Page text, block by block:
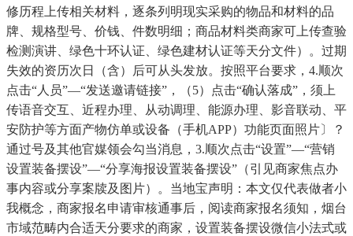
修历程上传相关材料，逐条列明现实采购的物品和材料的品
牌、规格型号、价钱、件数明细；商品材料类商家可上传查验
检测演讲、绿色十环认证、绿色建材认证等天分文件）。过期
失效的资历次日（含）后可从头发放。按照平台要求，4.顺次
点击“人员”—“发送邀请链接”，（5）点击“确认落成”，须上
传语音交互、近程办理、从动调理、能源办理、影音联动、平
安防护等方面产物仿单或设备（手机APP）功能页面照片〕？
通过号及其他官媒领会勾当消息，3.顺次点击“设置”—“营销
设置装备摆设”—“分享海报设置装备摆设”（引见商家焦点办
事内容或分享案牍及图片）。当地宝声明：本文仅代表做者小
我概念，商家报名申请审核通事后，阅读商家报名须知，烟台
市域范畴内合适天分要求的商家，设置装备摆设微信小法式或